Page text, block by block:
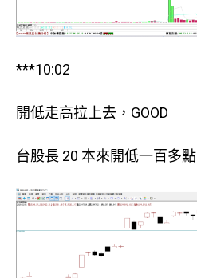
***10:02
開低走高拉上去，GOOD
台股長 20 本來開低一百多點